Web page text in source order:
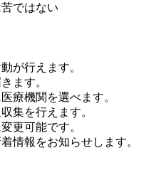
ではない
が行えます。
ます。
療機関を選べます。
集を行えます。
更可能です。
情報をお知らせします。